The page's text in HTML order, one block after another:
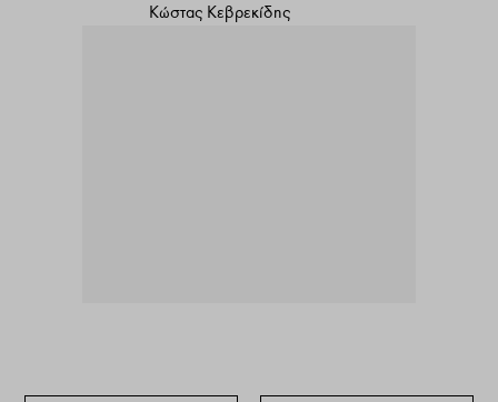
Κώστας Κεβρεκίδης